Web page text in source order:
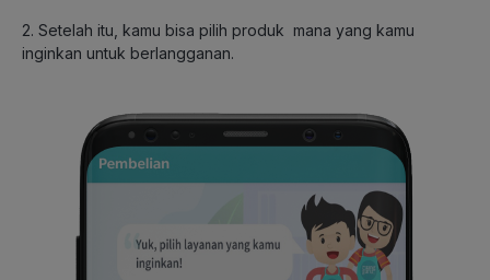
2. Setelah itu, kamu bisa pilih produk mana yang kamu
inginkan untuk berlangganan.